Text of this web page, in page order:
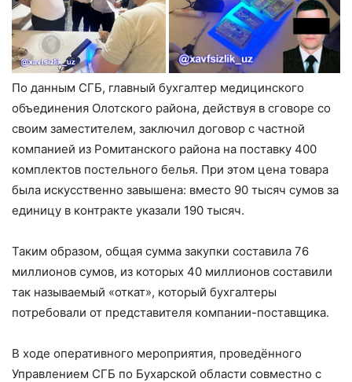
По данным СГБ, главный бухгалтер медицинского
объединения Олотского района, действуя в сговоре со
своим заместителем, заключил договор с частной
компанией из Ромитанского района на поставку 400
комплектов постельного белья. При этом цена товара
была искусственно завышена: вместо 90 тысяч сумов за
единицу в контракте указали 190 тысяч.
Таким образом, общая сумма закупки составила 76
миллионов сумов, из которых 40 миллионов составили
так называемый «откат», который бухгалтеры
потребовали от представителя компании-поставщика.
В ходе оперативного мероприятия, проведённого
Управлением СГБ по Бухарской области совместно с